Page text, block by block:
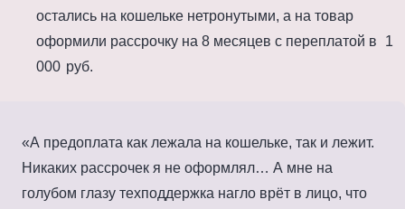
остались на кошельке нетронутыми, а на товар
оформили рассрочку на 8 месяцев с переплатой в
1
000 руб.
А предоплата как лежала на кошельке, так и лежит.
Никаких рассрочек я не оформлял… А мне на
голубом глазу техподдержка нагло врёт в лицо, что